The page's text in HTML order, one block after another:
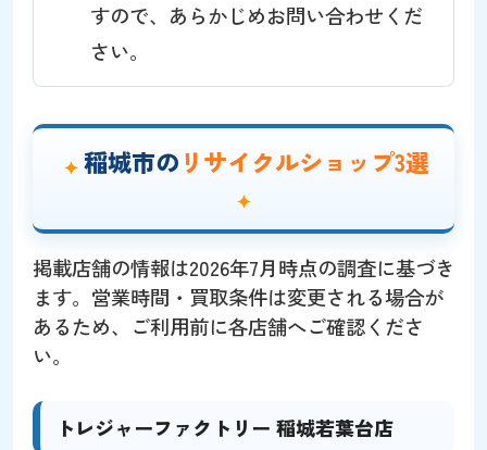
すので、あらかじめお問い合わせくだ
さい。
稲城市のリサイクルショップ3選
掲載店舗の情報は2026年7月時点の調査に基づき
ます。営業時間・買取条件は変更される場合が
あるため、ご利用前に各店舗へご確認くださ
い。
トレジャーファクトリー 稲城若葉台店